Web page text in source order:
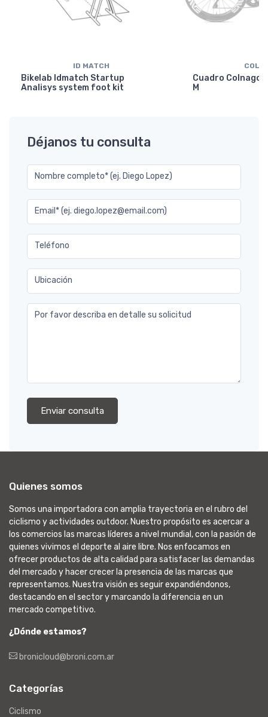
ID MATCH
Bikelab Idmatch Startup
Analisys system foot kit
Cuadro Colnago
M
Déjanos tu consulta
Nombre completo* (ej. Diego Lopez)
Email* (ej. diego.lopez@email.com)
Teléfono
Ubicación
Por favor describa en detalle su solicitud
Enviar consulta
Quienes somos
Somos una importadora con amplia trayectoria en el rubro del
ciclismo y actividades outdoor. Nuestro propósito es acercar a
los comercios las marcas líderes a nivel mundial, con la pasión de
quienes vivimos el deporte al aire libre. Nos enfocamos en
ofrecer productos de alta calidad para satisfacer las demandas
del mercado y hacer crecer la presencia de las marcas que
representamos. Nuestra visión es seguir expandiéndonos,
destacando en el sector y marcando la diferencia en un
mercado competitivo.
¿Dónde estamos?
bronicloud@broni.com.ar
Categorías
Ciclismo